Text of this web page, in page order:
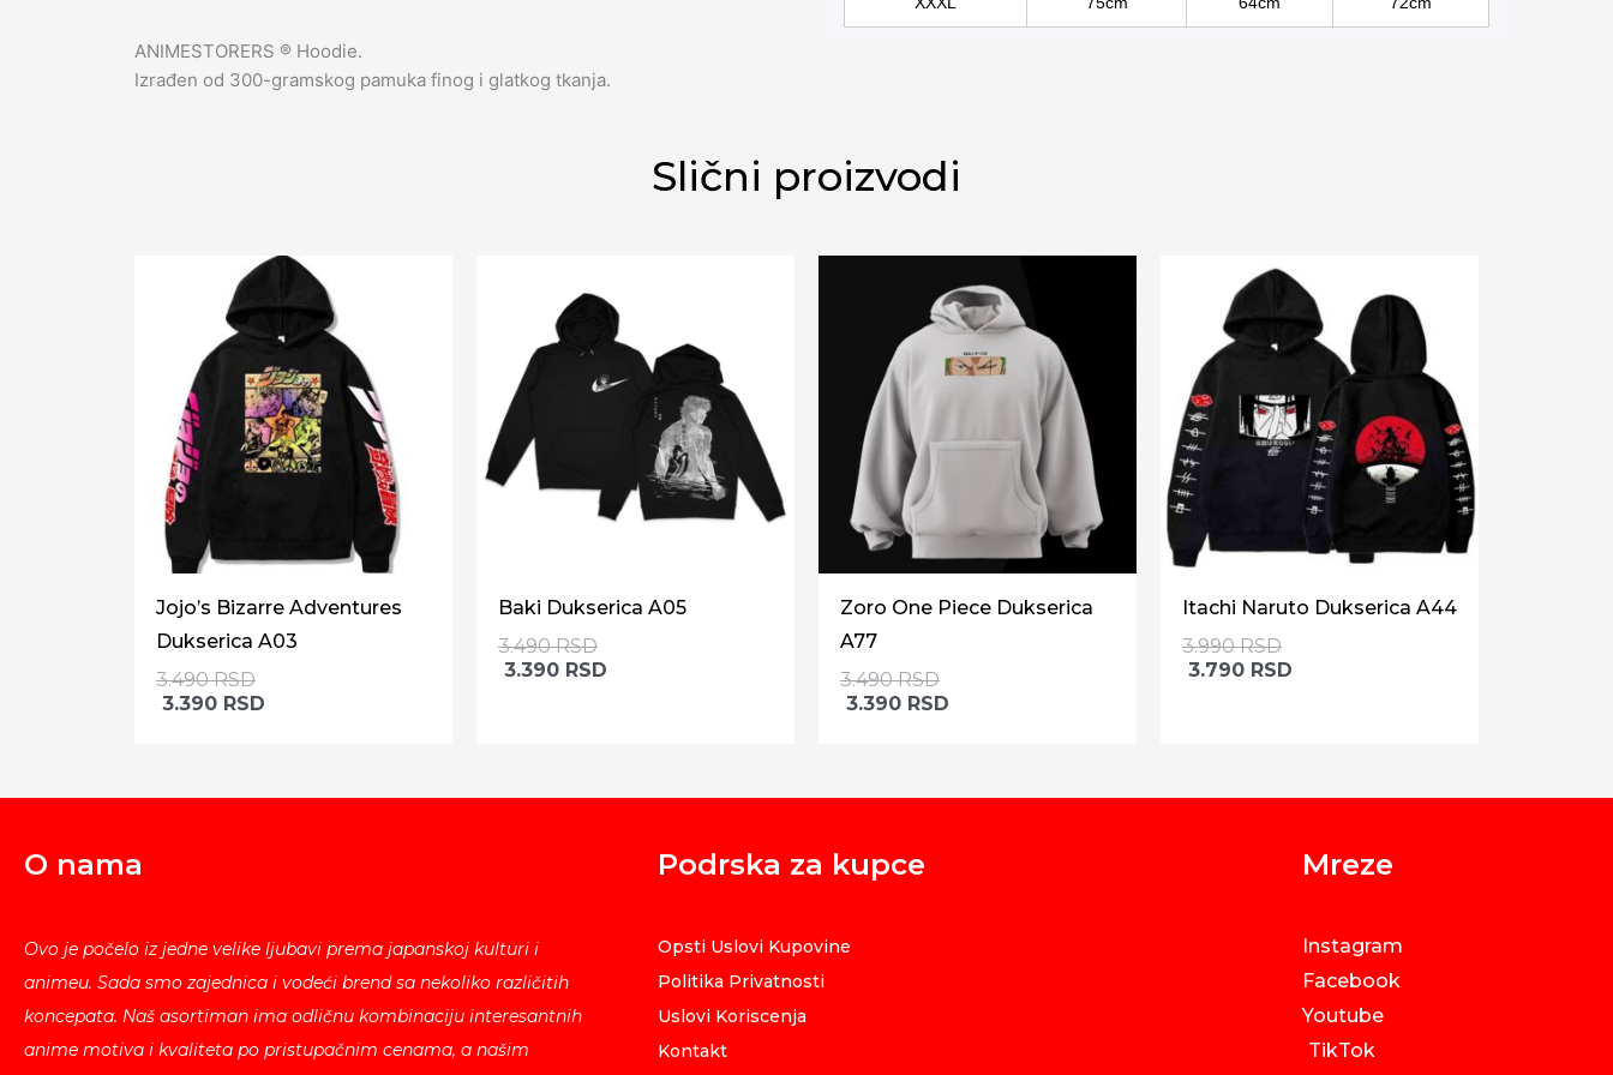
ANIMESTORERS ®️ Hoodie.
Izrađen od 300-gramskog pamuka finog i glatkog tkanja.
Slični proizvodi
Jojo’s Bizarre Adventures
Dukserica A03
3.490RSD
3.390 RSD
Baki Dukserica A05
3.490RSD
3.390 RSD
Zoro One Piece Dukserica
A77
3.490RSD
3.390 RSD
Itachi Naruto Dukserica A44
3.990RSD
3.790 RSD
O nama
Ovo je počelo iz jedne velike ljubavi prema japanskoj kulturi i
animeu. Sada smo zajednica i vodeći brend sa nekoliko različitih
koncepata. Naš asortiman ima odličnu kombinaciju interesantnih
anime motiva i kvaliteta po pristupačnim cenama, a našim
Podrska za kupce
Opsti Uslovi Kupovine
Politika Privatnosti
Uslovi Koriscenja
Kontakt
Mreze
Instagram
Facebook
Youtube
TikTok